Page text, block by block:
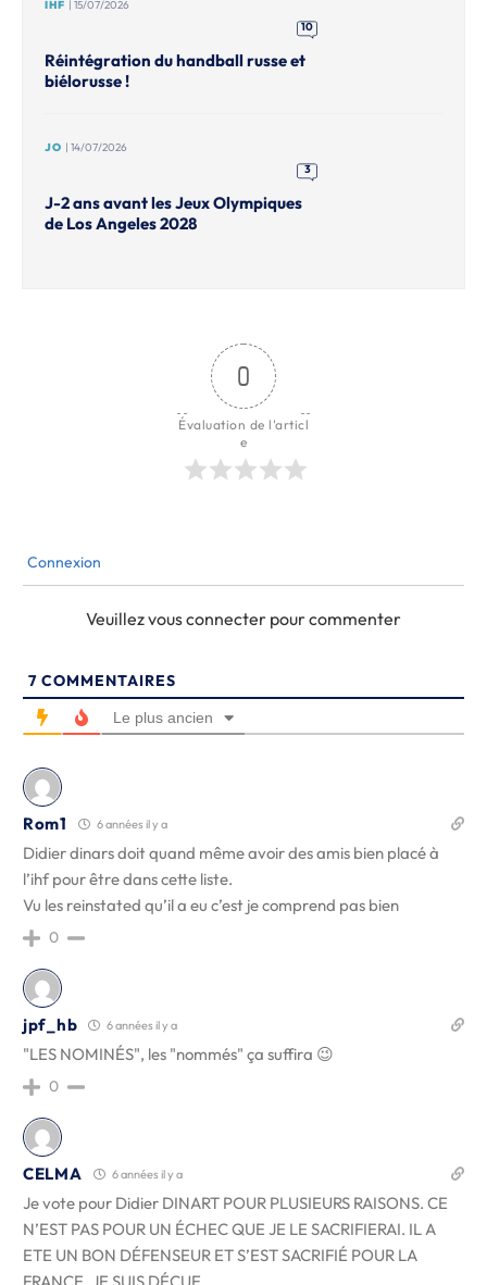
IHF | 15/07/2026
10
Réintégration du handball russe et
biélorusse !
JO | 14/07/2026
3
J-2 ans avant les Jeux Olympiques
de Los Angeles 2028
0
Évaluation de l'articl
e
Connexion
Veuillez vous connecter pour commenter
7 COMMENTAIRES
Le plus ancien
Rom1 6 années il y a
Didier dinars doit quand même avoir des amis bien placé à
l’ihf pour être dans cette liste.
Vu les reinstated qu’il a eu c’est je comprend pas bien
0
jpf_hb 6 années il y a
"LES NOMINÉS", les "nommés" ça suffira 😉
0
CELMA 6 années il y a
Je vote pour Didier DINART POUR PLUSIEURS RAISONS. CE
N’EST PAS POUR UN ÉCHEC QUE JE LE SACRIFIERAI. IL A
ETE UN BON DÉFENSEUR ET S’EST SACRIFIÉ POUR LA